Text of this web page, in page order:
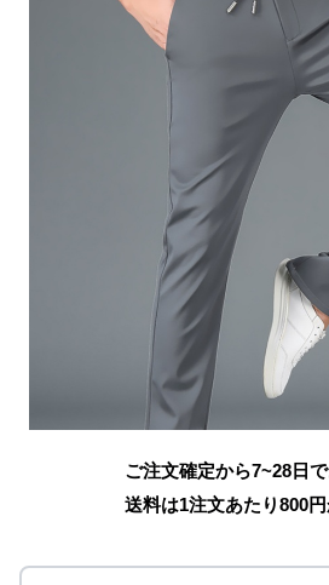
ご注文確定から7~28日
送料は1注文あたり800